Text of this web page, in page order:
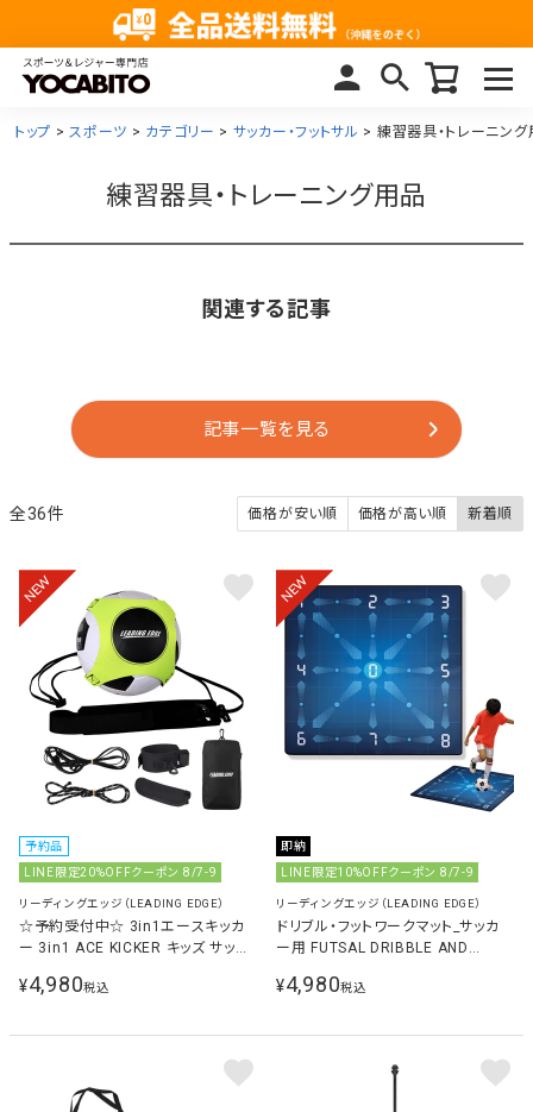
トップ スポーツ カテゴリー サッカー・フットサル 練習器具・トレーニング
練習器具・トレーニング用品
関連する記事
記事一覧を見る
価格が安い順 価格が高い順 新着順
36
NEW
予約品
LINE限定20%OFFクーポン 8/7-9
リーディングエッジ（LEADING EDGE）
☆予約受付中☆ 3in1エースキッカ
ー 3in1 ACE KICKER キッズ サッカ
¥4,980税込
NEW
即納
LINE限定10%OFFクーポン 8/7-9
リーディングエッジ（LEADING EDGE）
ドリブル・フットワークマット_サッカ
ー用 FUTSAL DRIBBLE AND
¥4,980税込